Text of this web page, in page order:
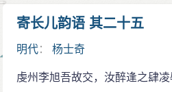
永乐十五年，晋升他为翰林
十七年，改为左春坊大学士，
年，因为辅导太子有失职被连坐
寄长儿韵语 其二十五
明代：杨士奇
虔州李旭吾故交，汝醉逢之肆凌